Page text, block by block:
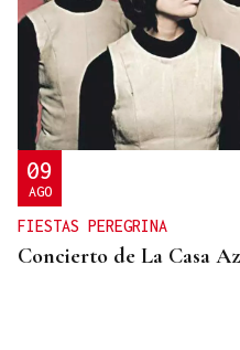
09
AGO
FIESTAS PEREGRINA
Concierto de La Casa